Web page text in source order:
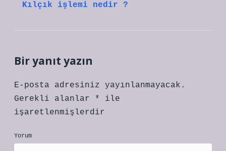
Kılçık işlemi nedir ?
Bir yanıt yazın
E-posta adresiniz yayınlanmayacak.
Gerekli alanlar
*
ile
işaretlenmişlerdir
Yorum